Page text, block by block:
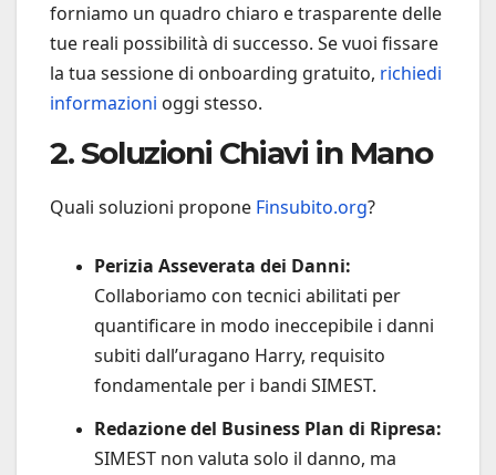
forniamo un quadro chiaro e trasparente delle
tue reali possibilità di successo. Se vuoi fissare
la tua sessione di onboarding gratuito, richiedi
informazioni oggi stesso.
2. Soluzioni Chiavi in Mano
Quali soluzioni propone Finsubito.org?
Perizia Asseverata dei Danni:
Collaboriamo con tecnici abilitati per
quantificare in modo ineccepibile i danni
subiti dall’uragano Harry, requisito
fondamentale per i bandi SIMEST.
Redazione del Business Plan di Ripresa:
SIMEST non valuta solo il danno, ma